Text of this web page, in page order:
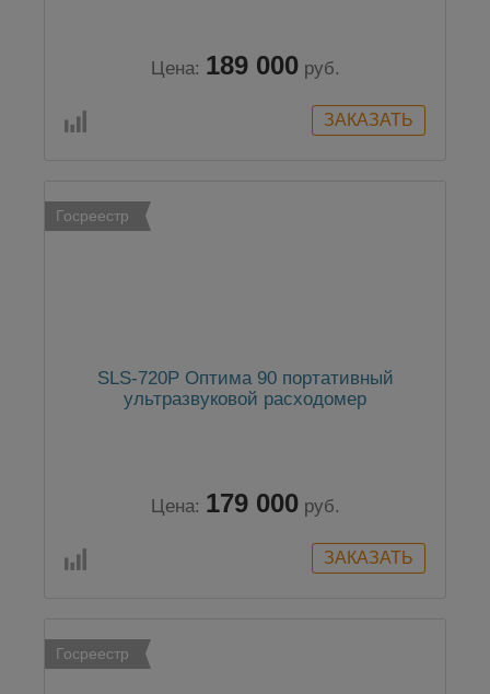
Цена: 189 000 руб.
Госреестр
SLS-720P Оптима 90 портативный
ультразвуковой расходомер
Цена: 179 000 руб.
Госреестр